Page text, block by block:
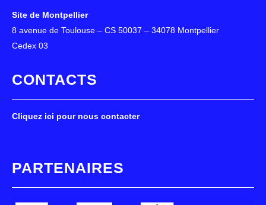
Site de Montpellier
8 avenue de Toulouse – CS 50037 – 34078 Montpellier
Cedex 03
CONTACTS
Cliquez ici pour nous contacter
PARTENAIRES